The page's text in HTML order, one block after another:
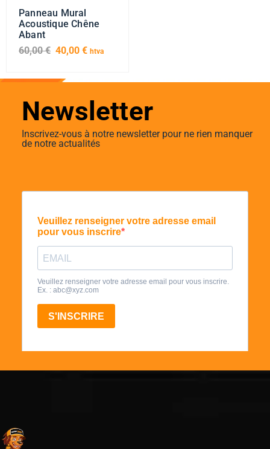
Panneau Mural
Acoustique Chêne
Abant
60,00€ 40,00 € htva
Newsletter
Inscrivez-vous à notre newsletter pour ne rien manquer
de notre actualités